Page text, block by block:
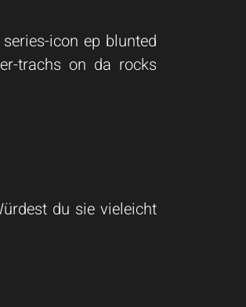
icon ep blunted
trachs on da rocks
du sie vieleicht